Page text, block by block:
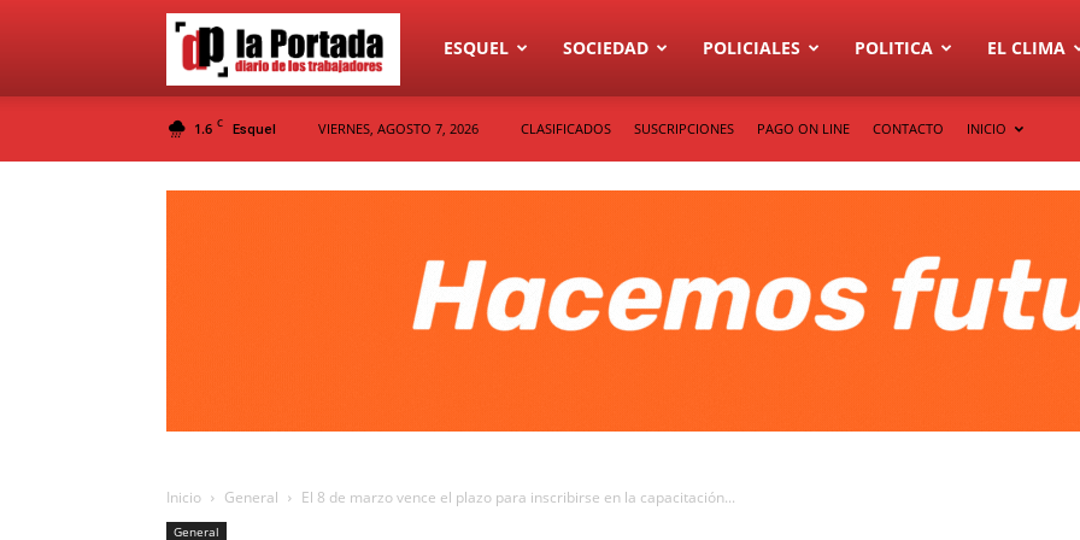
Diario
La
ESQUEL SOCIEDAD POLICIALES POLITICA EL CLIMA
1.6 C Esquel VIERNES, AGOSTO 7, 2026 CLASIFICADOS SUSCRIPCIONES PAGO ON LINE CONTACTO INICIO
Inicio General El 8 de marzo vence el plazo para inscribirse en la capacitación...
General